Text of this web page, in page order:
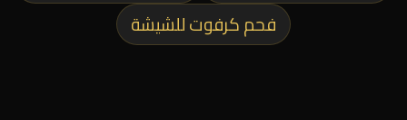
فحم كرفوت للشيشة